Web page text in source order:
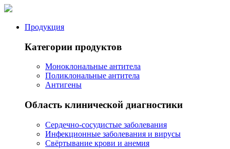
Продукция
Категории продуктов
Моноклональные антитела
Поликлональные антитела
Антигены
Область клинической диагностики
Сердечно-сосудистые заболевания
Инфекционные заболевания и вирусы
Свёртывание крови и анемия